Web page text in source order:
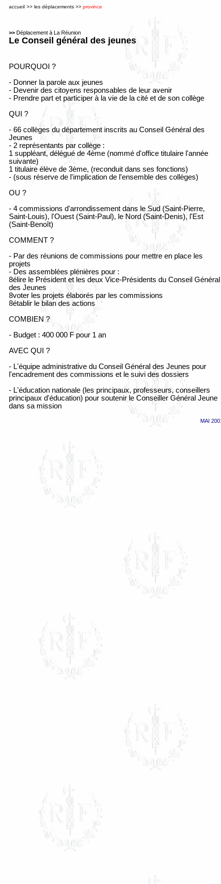
accueil >> les déplacements >> province
>> Déplacement à La Réunion
Le Conseil général des jeunes
POURQUOI ?
- Donner la parole aux jeunes
- Devenir des citoyens responsables de leur avenir
- Prendre part et participer à la vie de la cité et de son collège
QUI ?
- 66 collèges du département inscrits au Conseil Général des
Jeunes
- 2 représentants par collège :
1 suppléant, délégué de 4ème (nommé d'office titulaire l'année
suivante)
1 titulaire élève de 3ème, (reconduit dans ses fonctions)
- (sous réserve de l'implication de l'ensemble des collèges)
OU ?
- 4 commissions d'arrondissement dans le Sud (Saint-Pierre,
Saint-Louis), l'Ouest (Saint-Paul), le Nord (Saint-Denis), l'Est
(Saint-Benoît)
COMMENT ?
- Par des réunions de commissions pour mettre en place les
projets
- Des assemblées plénières pour :
8élire le Président et les deux Vice-Présidents du Conseil Général
des Jeunes
8voter les projets élaborés par les commissions
8établir le bilan des actions
COMBIEN ?
- Budget : 400 000 F pour 1 an
AVEC QUI ?
- L'équipe administrative du Conseil Général des Jeunes pour
l'encadrement des commissions et le suivi des dossiers
- L'éducation nationale (les principaux, professeurs, conseillers
principaux d'éducation) pour soutenir le Conseiller Général Jeune
dans sa mission
MAI